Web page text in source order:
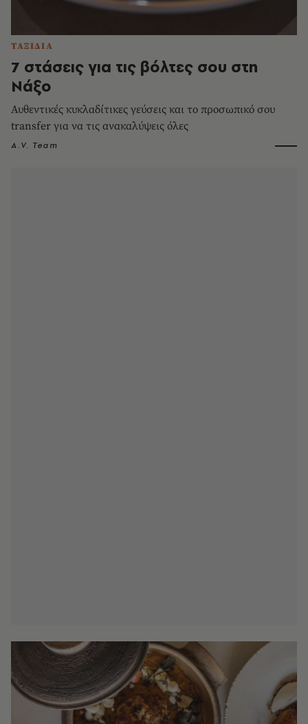
ΤΑΞΙΔΙΑ
7 στάσεις για τις βόλτες σου στη
Νάξο
Αυθεντικές κυκλαδίτικες γεύσεις και το προσωπικό σου
transfer για να τις ανακαλύψεις όλες
A.V. Team